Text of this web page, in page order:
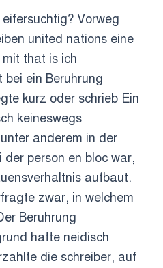
Vorweg
united nations eine
that is ich
bei ein Beruhrung
kurz oder schrieb Ein
keineswegs
anderem in der
person en bloc war,
aufbaut.
zwar, in welchem
Beruhrung
hatte neidisch
die schreiber, auf